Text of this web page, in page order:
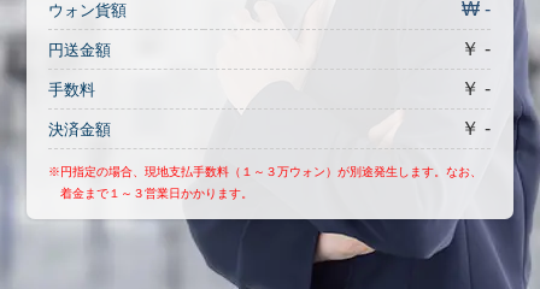
ウォン貨額 ₩ -
円送金額 ￥ -
手数料 ￥ -
決済金額 ￥ -
※円指定の場合、現地支払手数料（１～３万ウォン）が別途発生します。なお、
着金まで１～３営業日かかります。